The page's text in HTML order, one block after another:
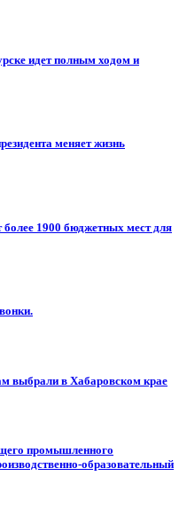
идет полным ходом и
меняет жизнь
1900 бюджетных мест для
выбрали в Хабаровском крае
промышленного
образовательный